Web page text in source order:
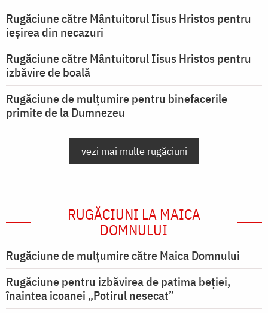
Rugăciune către Mântuitorul Iisus Hristos pentru
ieşirea din necazuri
Rugăciune către Mântuitorul Iisus Hristos pentru
izbăvire de boală
Rugăciune de mulțumire pentru binefacerile
primite de la Dumnezeu
vezi mai multe rugăciuni
RUGĂCIUNI LA MAICA
DOMNULUI
Rugăciune de mulţumire către Maica Domnului
Rugăciune pentru izbăvirea de patima beției,
înaintea icoanei „Potirul nesecat”